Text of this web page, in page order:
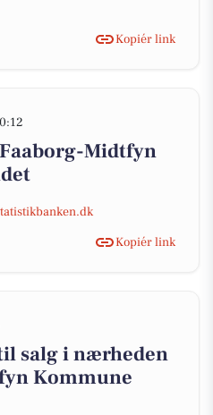
Kopiér link
Midtfyn
Kopiér link
salg i nærheden
Kommune